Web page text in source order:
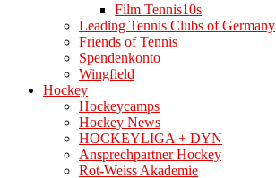
Film Tennis10s
Leading Tennis Clubs of Germany
Friends of Tennis
Spendenkonto
Wingfield
Hockey
Hockeycamps
Hockey News
HOCKEYLIGA + DYN
Ansprechpartner Hockey
Rot-Weiss Akademie